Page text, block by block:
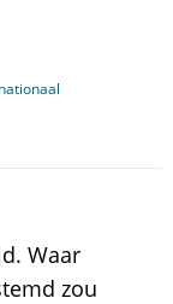
Waar
zou